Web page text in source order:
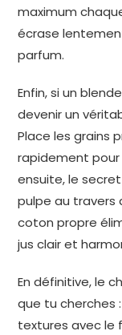
maximum
écrase
parfum.
Enfin, si un
devenir un
Place les grains
rapidement
ensuite, le
pulpe au travers
coton propre
jus clair et
En définitive, le
que tu cherches
textures avec le